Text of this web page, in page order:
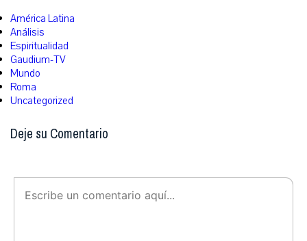
América Latina
Análisis
Espiritualidad
Gaudium-TV
Mundo
Roma
Uncategorized
Deje su Comentario